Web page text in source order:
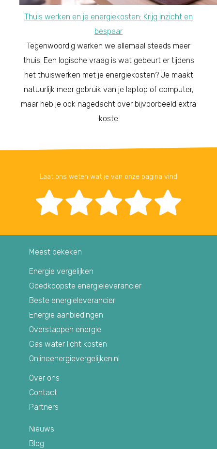
Thuis werken en je energiekosten: Krijg inzicht en
bespaar
Tegenwoordig werken we allemaal steeds meer
thuis. Een logische vraag is wat gebeurt er tijdens
het thuiswerken met je energiekosten? Je maakt
natuurlijk meer gebruik van je laptop of computer,
maar heb je ook nagedacht over bijvoorbeeld extra
koste
Laat ons weten wat je van onze pagina vind
Meest bekeken
Energie vergelijken
Goedkoopste energieleverancier
Beste energieleverancier
Energie aanbiedingen
Overstappen energie
Gas water licht kosten
Onlineenergievergelijken.nl
Over ons
Contact
Partners
Nieuws
Blog